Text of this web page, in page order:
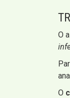
O
O